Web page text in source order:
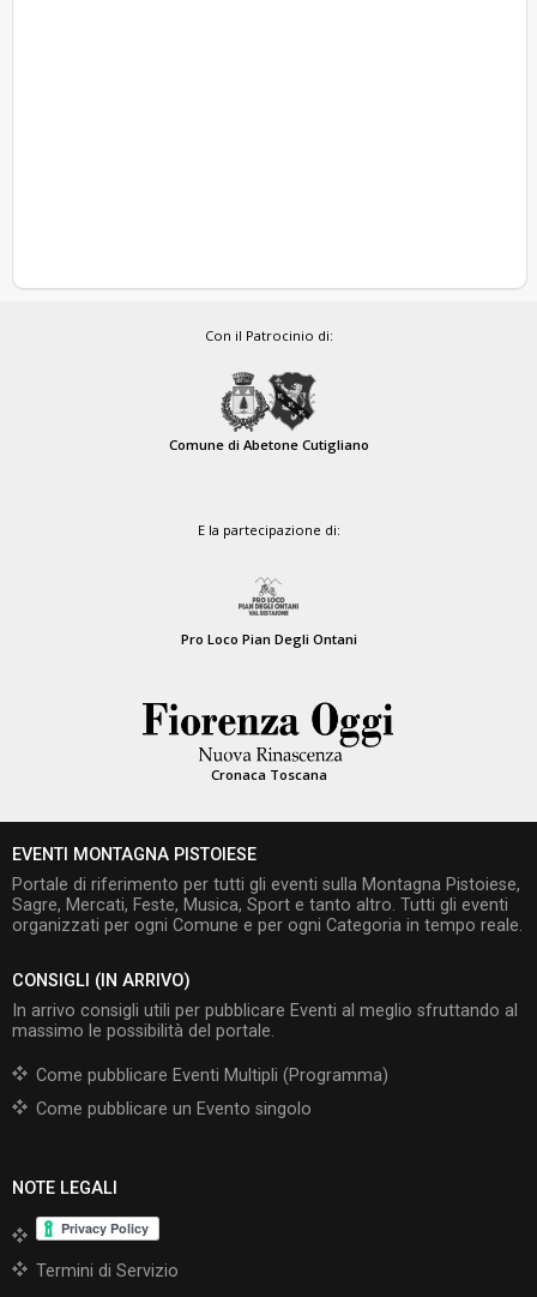
Con il Patrocinio di:
Comune di Abetone Cutigliano
E la partecipazione di:
Pro Loco Pian Degli Ontani
Cronaca Toscana
EVENTI MONTAGNA PISTOIESE
Portale di riferimento per tutti gli eventi sulla Montagna Pistoiese,
Sagre, Mercati, Feste, Musica, Sport e tanto altro. Tutti gli eventi
organizzati per ogni Comune e per ogni Categoria in tempo reale.
CONSIGLI (IN ARRIVO)
In arrivo consigli utili per pubblicare Eventi al meglio sfruttando al
massimo le possibilità del portale.
Come pubblicare Eventi Multipli (Programma)
Come pubblicare un Evento singolo
NOTE LEGALI
Termini di Servizio